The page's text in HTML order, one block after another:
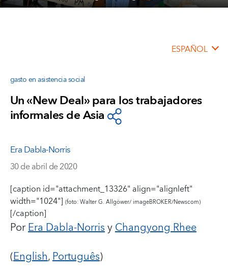
ESPAÑOL
gasto en asistencia social
Un «New Deal» para los trabajadores
informales de Asia
Era Dabla-Norris
30 de abril de 2020
[caption id="attachment_13326" align="alignleft"
width="1024"] (foto: Walter G. Allgöwer/ imageBROKER/Newscom)
[/caption]
PorEra Dabla-NorrisyChangyong Rhee
(English,Português)